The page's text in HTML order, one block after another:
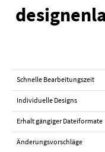
Schnelle Bearbeitungszeit
Individuelle Designs
Erhalt gängiger Dateiformate
Änderungsvorschläge